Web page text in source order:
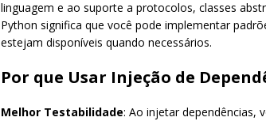
linguagem e ao suporte a protocolos, classes
Python significa que você pode implementar
estejam disponíveis quando necessários.
Por que Usar Injeção de
Melhor Testabilidade: Ao injetar dependências,